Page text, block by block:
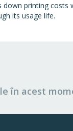
down printing
its usage life.
în acest